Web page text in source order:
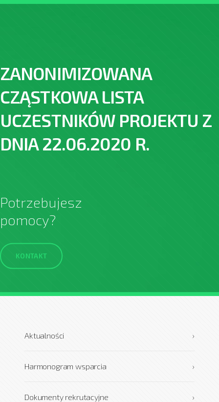
ZANONIMIZOWANA
CZĄSTKOWA LISTA
UCZESTNIKÓW PROJEKTU Z
DNIA 22.06.2020 R.
Potrzebujesz
pomocy?
KONTAKT
›
Aktualności
›
Harmonogram wsparcia
›
Dokumenty rekrutacyjne